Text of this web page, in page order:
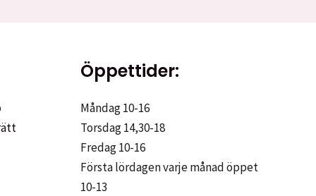
Öppettider:
Måndag 10-16
Torsdag 14,30-18
Fredag 10-16
Första lördagen varje månad öppet
10-13